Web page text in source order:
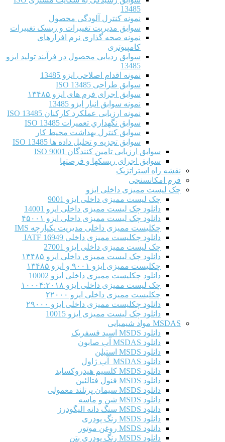
13485
نمونه کنترل آلودگی محصول
سوابق مدیریت تغییرات و ریسک تغییرات
نمونه صحه گذاری نرم افزارهای
کامپیوتری
سوابق ردیابی محصول در فرآیند تولید ایزو
13485
نمونه اقدام اصلاحی ایزو 13485
سوابق طراحی ISO 13485
سوابق اجرای فرم های ایزو ۱۳۴۸۵
نمونه سوابق انبار ایزو 13485
نمونه ارزیابی عملکرد کارکنان ISO 13485
سوابق نگهداري تعميرات ISO 13485
سوابق کنترل بهداشت محیط کار
سوابق تجزیه و تحلیل داده ها ISO 13485
سوابق ارزیابی تامین کنندگان ISO 9001
سوابق اجرای ریسکها و فرصتها
نقشه راه استراتژیک
فرم امکانسنجی
چک لیست ممیزی داخلی ایزو
چک لیست ممیزی داخلی ایزو 9001
دانلود چک لیست ممیزی داخلی ایزو 14001
دانلود چک لیست ممیزی داخلی ایزو ۴۵۰۰۱
چکلیست ممیزی داخلی مدیریت یکپارچه IMS
دانلود چکلیست ممیزی داخلی IATF 16949
چک لیست ممیزی داخلی ایزو 27001
دانلود چک لیست ممیزی داخلی ایزو ۱۳۴۸۵
چکلیست ممیزی ایزو ۹۰۰۱ و ایزو ۱۳۴۸۵
دانلود چکلیست ممیزی داخلی ایزو 10002
چک لیست ممیزی داخلی ایزو ۱۰۰۰۴:۲۰۱۸
چکلیست ممیزی داخلی ایزو ۲۲۰۰۰
دانلود چکلیست ممیزی داخلی ایزو ۲۹۰۰۰
دانلود چک لیست ممیزی ایزو 10015
MSDAS مواد شیمیایی
دانلود MSDS اسید فسفریک
دانلود MSDAS آب صابون
دانلود MSDS استیلن
دانلود MSDAS آب ژاول
دانلود MSDS کلسیم هیدروکساید
دانلود MSDS فنول فتالئین
دانلود MSDS سیمان پرتلند معمولی
دانلود MSDS شن و ماسه
دانلود MSDS سنگ دانه الیگودرز
دانلود MSDS رنگ پودری
دانلود MSDS روغن موتور
دانلود MSDS رنگ پودری بتن